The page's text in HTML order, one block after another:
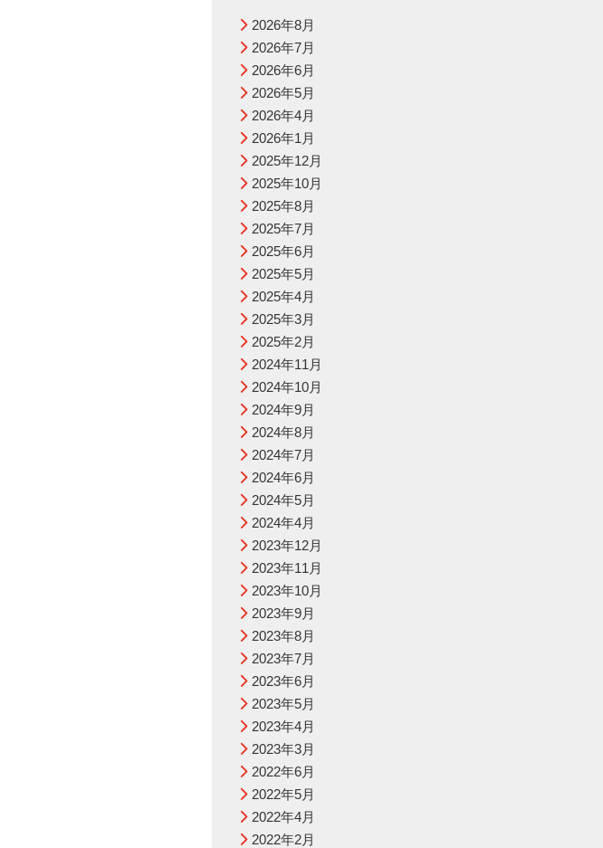
2026年8月
2026年7月
2026年6月
2026年5月
2026年4月
2026年1月
2025年12月
2025年10月
2025年8月
2025年7月
2025年6月
2025年5月
2025年4月
2025年3月
2025年2月
2024年11月
2024年10月
2024年9月
2024年8月
2024年7月
2024年6月
2024年5月
2024年4月
2023年12月
2023年11月
2023年10月
2023年9月
2023年8月
2023年7月
2023年6月
2023年5月
2023年4月
2023年3月
2022年6月
2022年5月
2022年4月
2022年2月